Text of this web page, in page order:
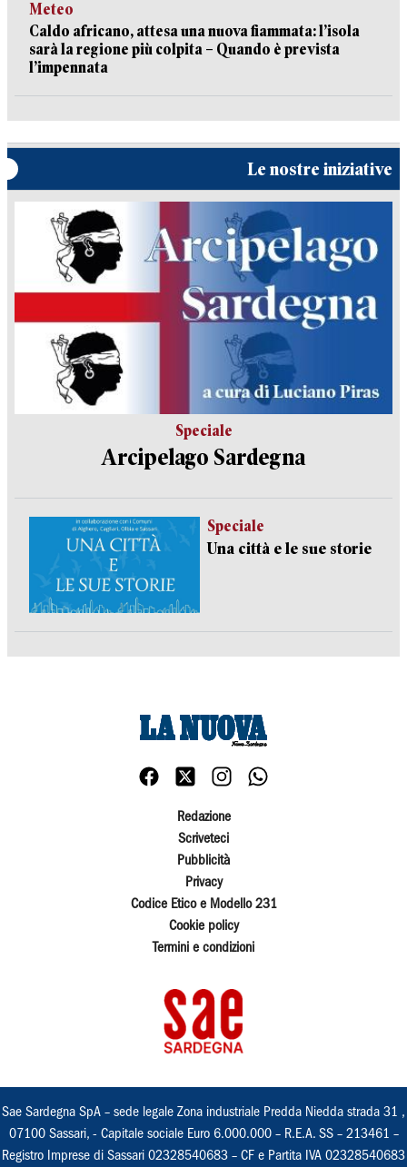
Meteo
Caldo africano, attesa una nuova fiammata: l’isola
sarà la regione più colpita – Quando è prevista
l’impennata
Le nostre iniziative
Speciale
Arcipelago Sardegna
Speciale
Una città e le sue storie
Redazione
Scriveteci
Pubblicità
Privacy
Codice Etico e Modello 231
Cookie policy
Termini e condizioni
Sae Sardegna SpA – sede legale Zona industriale Predda Niedda strada 31 ,
07100 Sassari, - Capitale sociale Euro 6.000.000 – R.E.A. SS – 213461 –
Registro Imprese di Sassari 02328540683 – CF e Partita IVA 02328540683